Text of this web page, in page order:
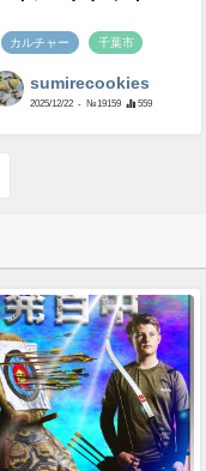
カルチャー 千葉市
sumirecookies
2025/12/22 - №19159 559